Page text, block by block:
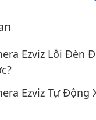
Ezviz Lỗi Đèn
Ezviz Tự Động